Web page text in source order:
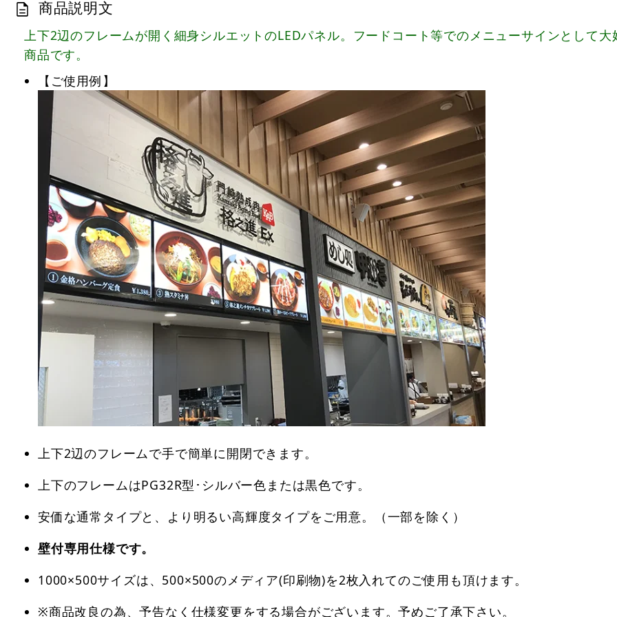
商品説明文
上下2辺のフレームが開く細身シルエットのLEDパネル。フードコート等でのメニューサインとして大
商品です。
【ご使用例】
上下2辺のフレームで手で簡単に開閉できます。
上下のフレームはPG32R型･シルバー色または黒色です。
安価な通常タイプと、より明るい高輝度タイプをご用意。（一部を除く）
壁付専用仕様です。
1000×500サイズは、500×500のメディア(印刷物)を2枚入れてのご使用も頂けます。
※商品改良の為、予告なく仕様変更をする場合がございます。予めご了承下さい。